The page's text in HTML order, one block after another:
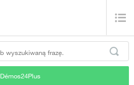
Démos24Plus